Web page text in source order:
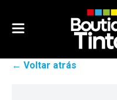
← Voltar atrás